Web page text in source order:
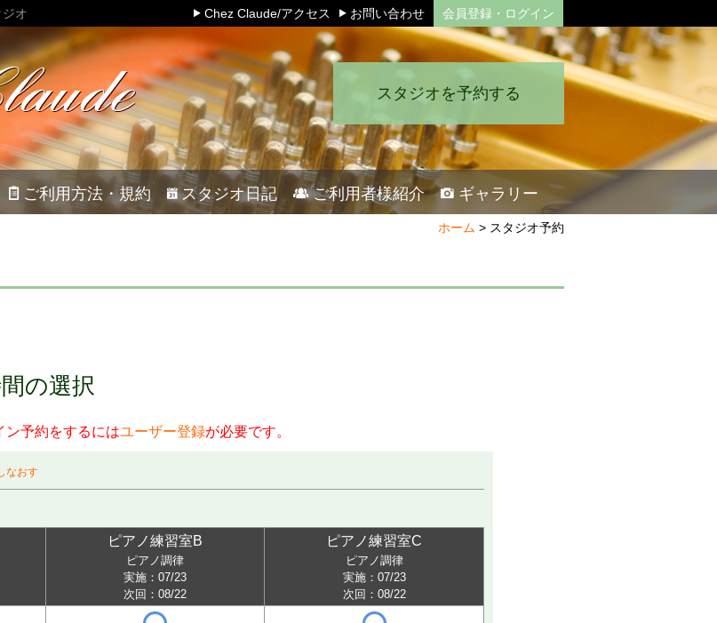
オ Chez Claude/アクセス お問い合わせ 会員登録・ログイン
スタジオを予約する
ご利用方法・規約 スタジオ日記 ご利用者様紹介 ギャラリー
ホーム > スタジオ予約
の選択
ン予約をするにはユーザー登録が必要です。
なおす
ピアノ練習室B
ピアノ調律
実施：07/23
次回：08/22
ピアノ練習室C
ピアノ調律
実施：07/23
次回：08/22